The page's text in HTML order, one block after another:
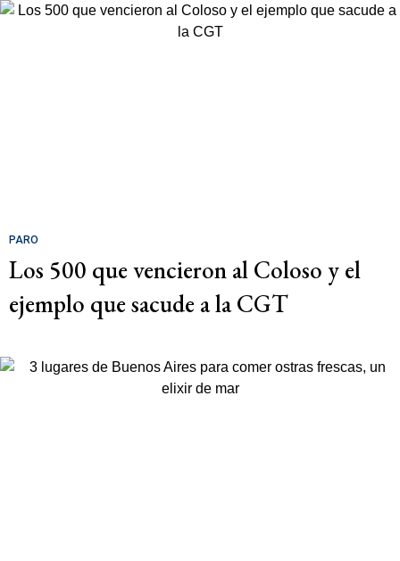
PARO
Los 500 que vencieron al Coloso y el
ejemplo que sacude a la CGT